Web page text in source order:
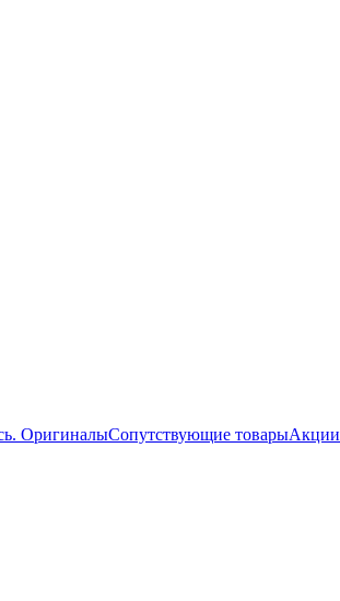
ОригиналыСопутствующие товарыАкции